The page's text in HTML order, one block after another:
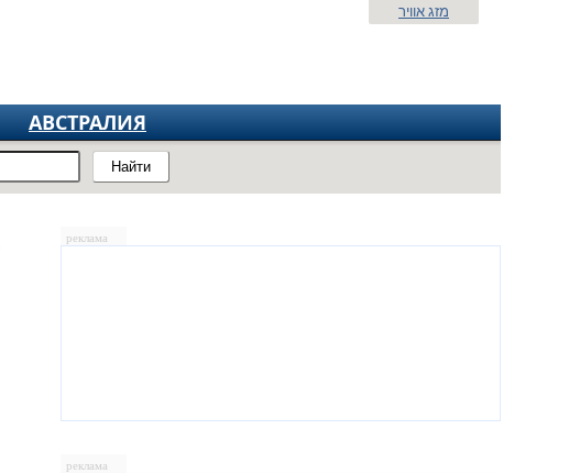
Найти
מזג אוויר
АВСТРАЛИЯ
реклама
реклама